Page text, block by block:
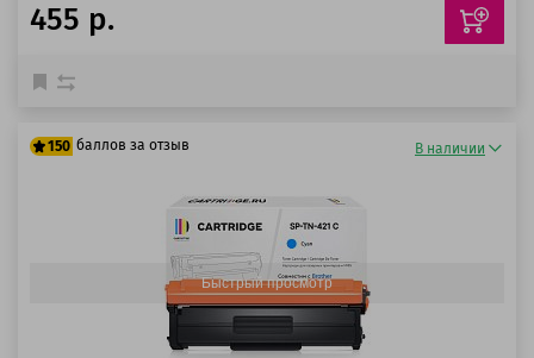
455 р.
150 баллов за отзыв В наличии
Быстрый просмотр